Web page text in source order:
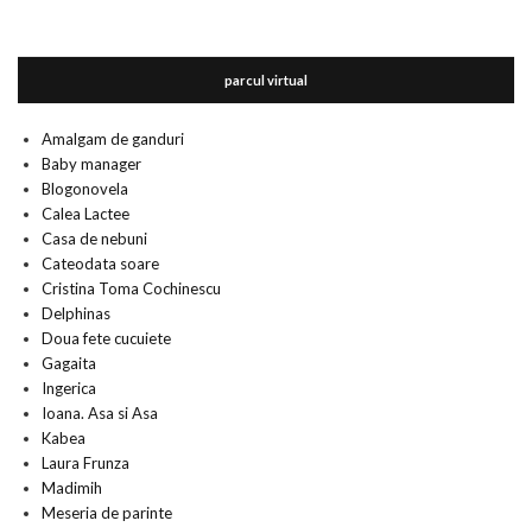
parcul virtual
Amalgam de ganduri
Baby manager
Blogonovela
Calea Lactee
Casa de nebuni
Cateodata soare
Cristina Toma Cochinescu
Delphinas
Doua fete cucuiete
Gagaita
Ingerica
Ioana. Asa si Asa
Kabea
Laura Frunza
Madimih
Meseria de parinte